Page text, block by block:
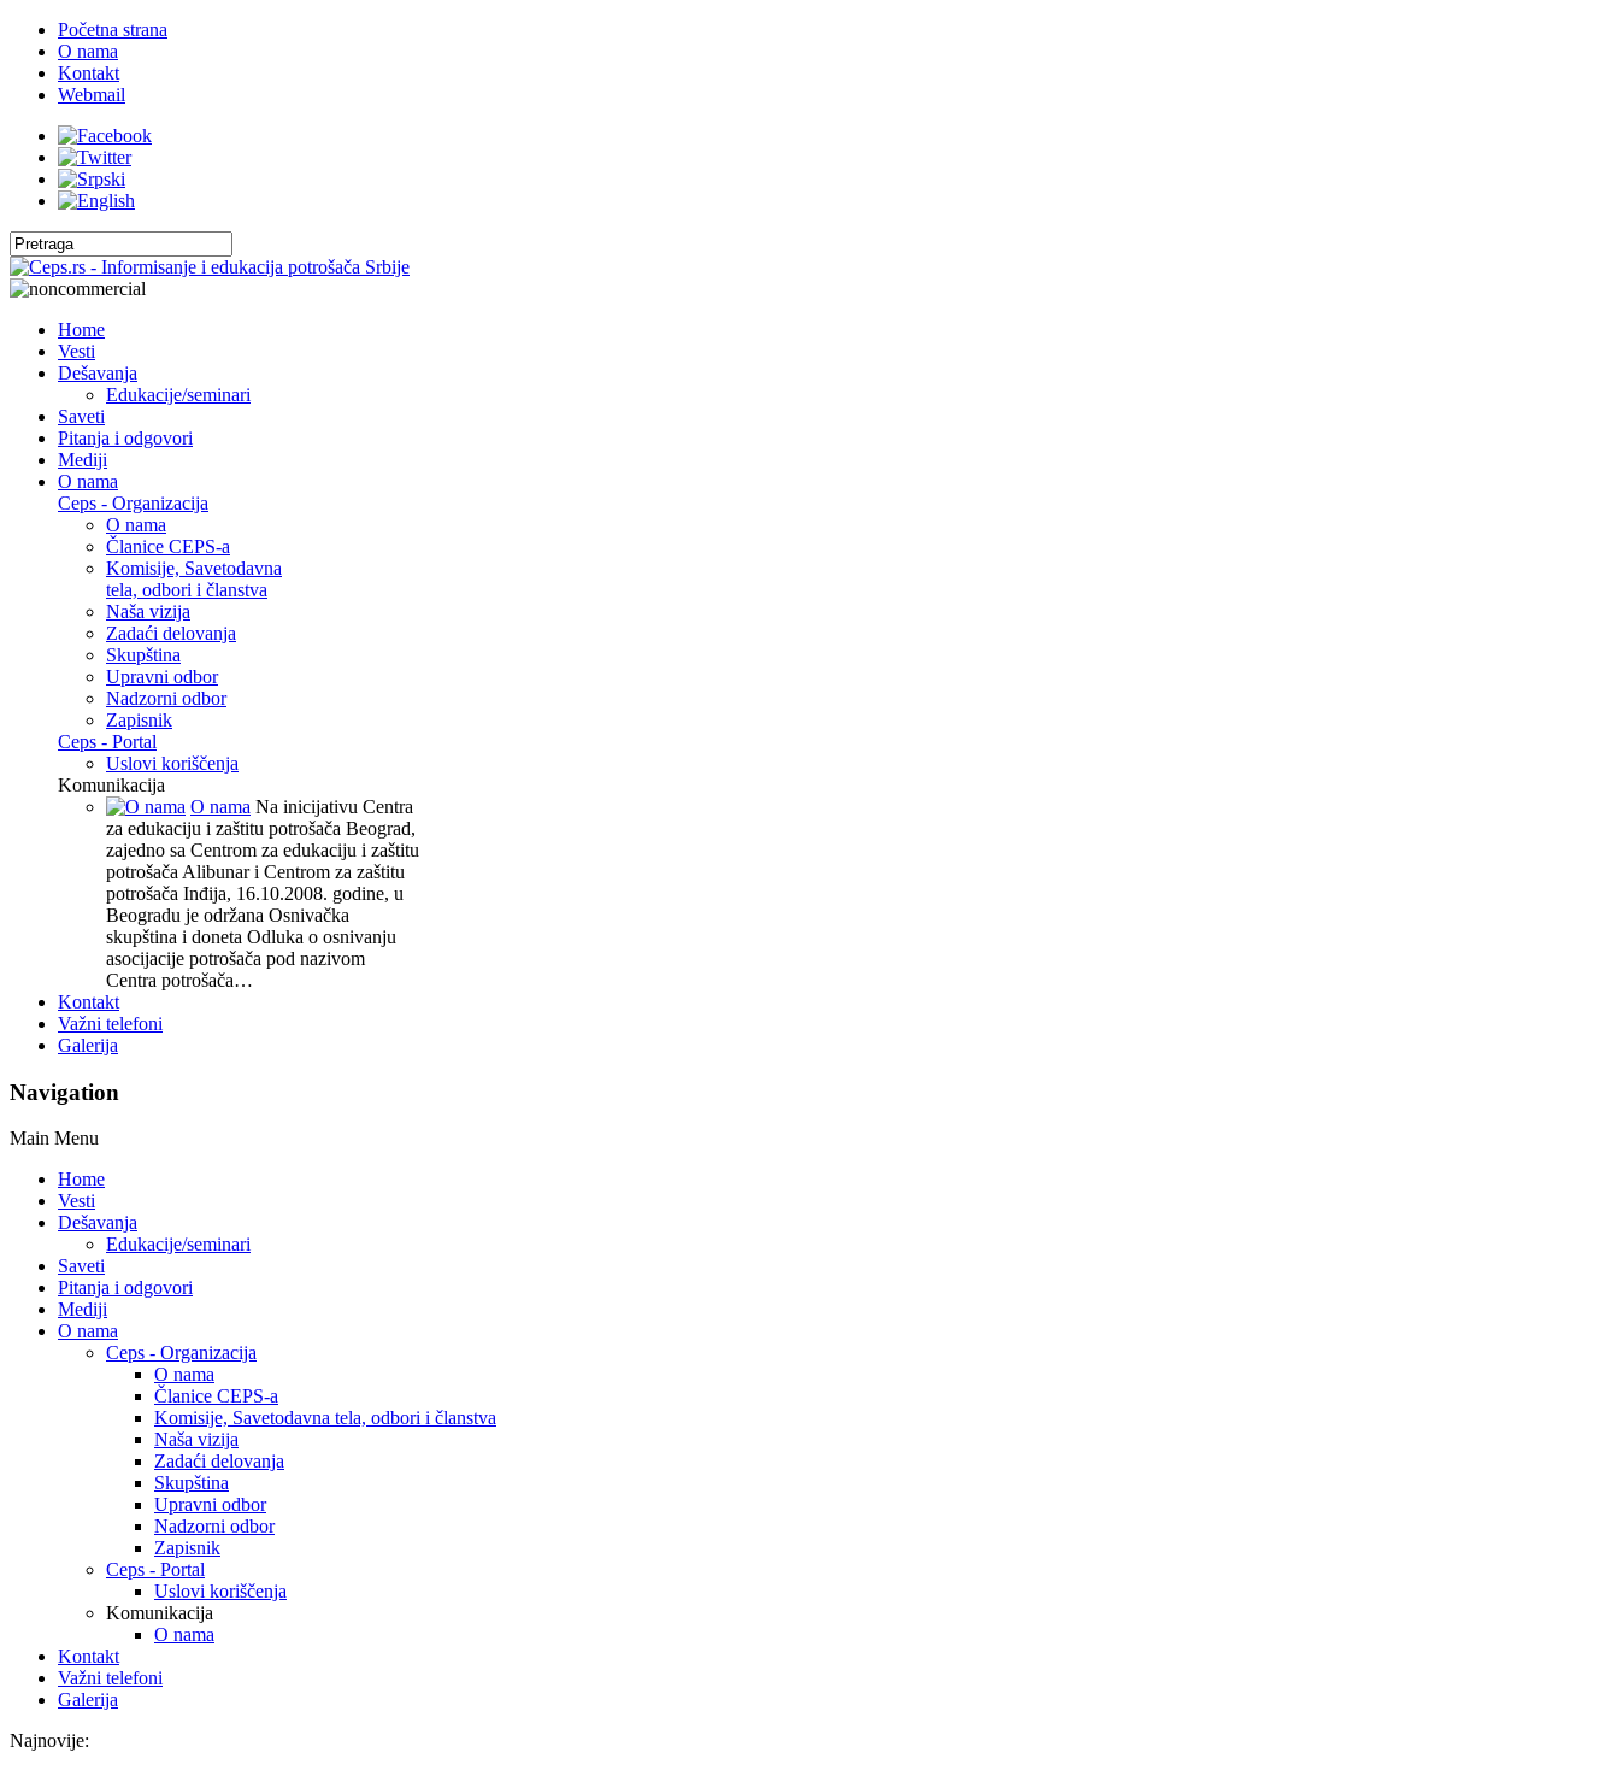
Početna strana
O nama
Kontakt
Webmail
Home
Vesti
Dešavanja
Edukacije/seminari
Saveti
Pitanja i odgovori
Mediji
O nama
Ceps - Organizacija
O nama
Članice CEPS-a
Komisije, Savetodavna
tela, odbori i članstva
Naša vizija
Zadaći delovanja
Skupština
Upravni odbor
Nadzorni odbor
Zapisnik
Ceps - Portal
Uslovi koriščenja
Komunikacija
O nama Na inicijativu Centra
za edukaciju i zaštitu potrošača Beograd,
zajedno sa Centrom za edukaciju i zaštitu
potrošača Alibunar i Centrom za zaštitu
potrošača Inđija, 16.10.2008. godine, u
Beogradu je održana Osnivačka
skupština i doneta Odluka o osnivanju
asocijacije potrošača pod nazivom
Centra potrošača…
Kontakt
Važni telefoni
Galerija
Navigation
Main Menu
Home
Vesti
Dešavanja
Edukacije/seminari
Saveti
Pitanja i odgovori
Mediji
O nama
Ceps - Organizacija
O nama
Članice CEPS-a
Komisije, Savetodavna tela, odbori i članstva
Naša vizija
Zadaći delovanja
Skupština
Upravni odbor
Nadzorni odbor
Zapisnik
Ceps - Portal
Uslovi koriščenja
Komunikacija
O nama
Kontakt
Važni telefoni
Galerija
Najnovije: